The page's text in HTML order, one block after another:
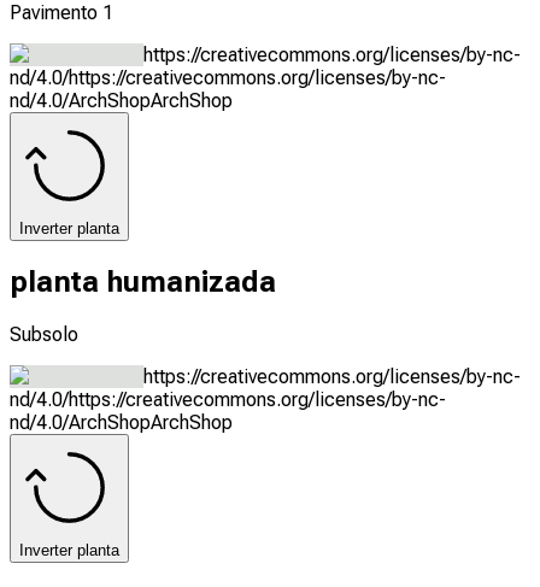
Pavimento 1
https://creativecommons.org/licenses/by-nc-
nd/4.0/https://creativecommons.org/licenses/by-nc-
nd/4.0/ArchShopArchShop
Inverter planta
planta humanizada
Subsolo
https://creativecommons.org/licenses/by-nc-
nd/4.0/https://creativecommons.org/licenses/by-nc-
nd/4.0/ArchShopArchShop
Inverter planta